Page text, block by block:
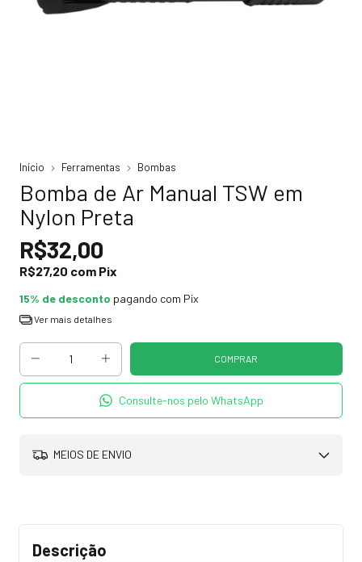
Início Ferramentas Bombas
Bomba de Ar Manual TSW em
Nylon Preta
R$32,00
R$27,20 com Pix
15% de desconto pagando com Pix
Ver mais detalhes
Consulte-nos pelo WhatsApp
MEIOS DE ENVIO
Descrição